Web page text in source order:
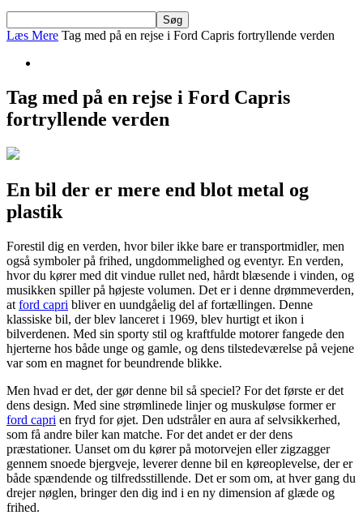
Læs Mere Tag med på en rejse i Ford Capris fortryllende verden
Tag med på en rejse i Ford Capris
fortryllende verden
En bil der er mere end blot metal og
plastik
Forestil dig en verden, hvor biler ikke bare er transportmidler, men
også symboler på frihed, ungdommelighed og eventyr. En verden,
hvor du kører med dit vindue rullet ned, hårdt blæsende i vinden, og
musikken spiller på højeste volumen. Det er i denne drømmeverden,
at ford capri bliver en uundgåelig del af fortællingen. Denne
klassiske bil, der blev lanceret i 1969, blev hurtigt et ikon i
bilverdenen. Med sin sporty stil og kraftfulde motorer fangede den
hjerterne hos både unge og gamle, og dens tilstedeværelse på vejene
var som en magnet for beundrende blikke.
Men hvad er det, der gør denne bil så speciel? For det første er det
dens design. Med sine strømlinede linjer og muskuløse former er
ford capri en fryd for øjet. Den udstråler en aura af selvsikkerhed,
som få andre biler kan matche. For det andet er der dens
præstationer. Uanset om du kører på motorvejen eller zigzagger
gennem snoede bjergveje, leverer denne bil en køreoplevelse, der er
både spændende og tilfredsstillende. Det er som om, at hver gang du
drejer nøglen, bringer den dig ind i en ny dimension af glæde og
frihed.